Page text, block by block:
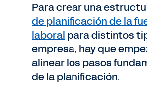
Para crear una
de planificación de la
laboral para distintos
empresa, hay que
alinear los pasos
de la planificación.